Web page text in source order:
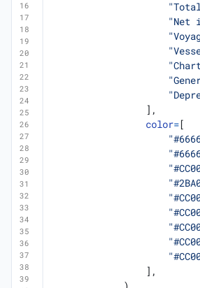
"Net
],
color= [
],